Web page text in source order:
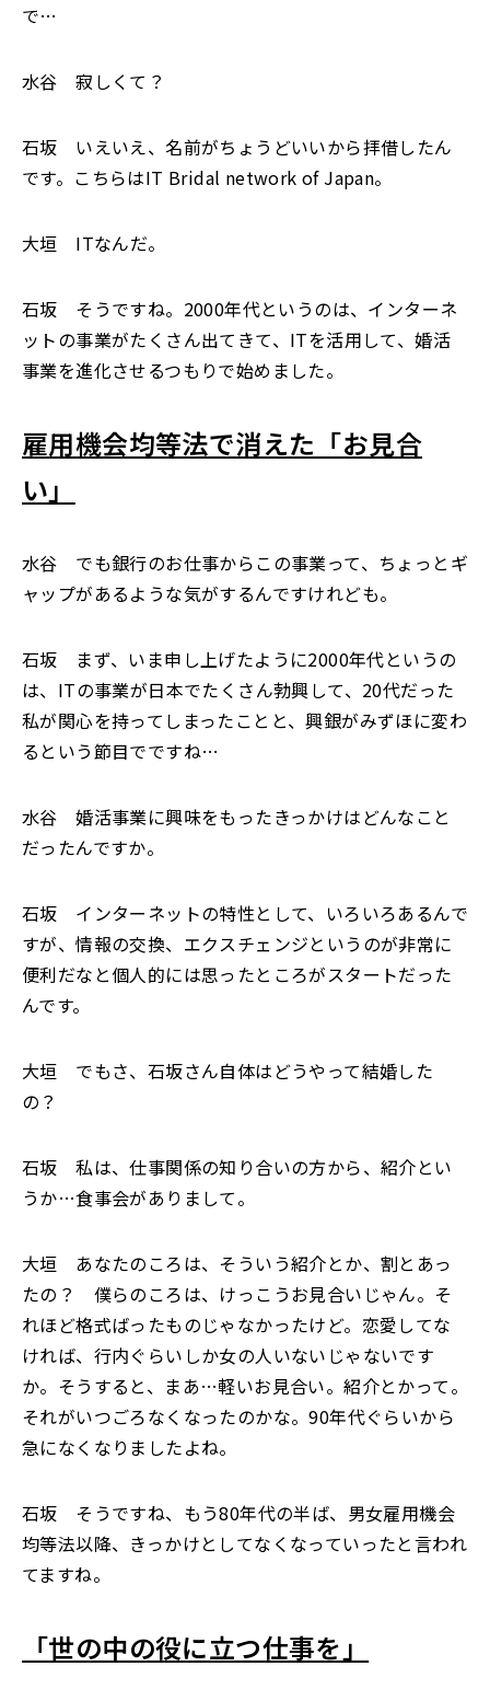
で…
水谷 寂しくて？
石坂 いえいえ、名前がちょうどいいから拝借したん
です。こちらはIT Bridal network of Japan。
大垣 ITなんだ。
石坂 そうですね。2000年代というのは、インターネ
ットの事業がたくさん出てきて、ITを活用して、婚活
事業を進化させるつもりで始めました。
雇用機会均等法で消えた「お見合
い」
水谷 でも銀行のお仕事からこの事業って、ちょっとギ
ャップがあるような気がするんですけれども。
石坂 まず、いま申し上げたように2000年代というの
は、ITの事業が日本でたくさん勃興して、20代だった
私が関心を持ってしまったことと、興銀がみずほに変わ
るという節目でですね…
水谷 婚活事業に興味をもったきっかけはどんなこと
だったんですか。
石坂 インターネットの特性として、いろいろあるんで
すが、情報の交換、エクスチェンジというのが非常に
便利だなと個人的には思ったところがスタートだった
んです。
大垣 でもさ、石坂さん自体はどうやって結婚した
の？
石坂 私は、仕事関係の知り合いの方から、紹介とい
うか…食事会がありまして。
大垣 あなたのころは、そういう紹介とか、割とあっ
たの？ 僕らのころは、けっこうお見合いじゃん。そ
れほど格式ばったものじゃなかったけど。恋愛してな
ければ、行内ぐらいしか女の人いないじゃないです
か。そうすると、まあ…軽いお見合い。紹介とかって。
それがいつごろなくなったのかな。90年代ぐらいから
急になくなりましたよね。
石坂 そうですね、もう80年代の半ば、男女雇用機会
均等法以降、きっかけとしてなくなっていったと言われ
てますね。
「世の中の役に立つ仕事を」